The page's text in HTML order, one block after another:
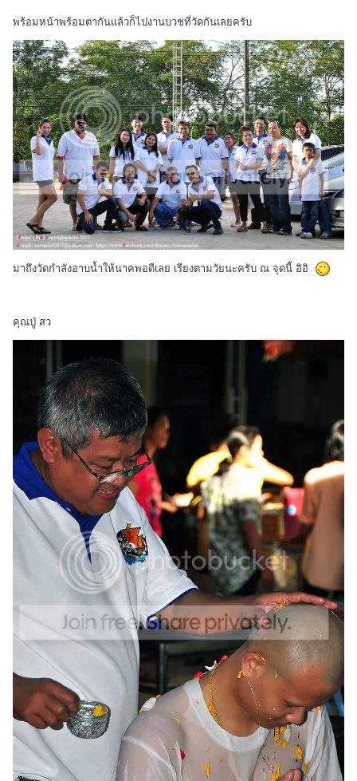
พร้อมหน้าพร้อมตากันแล้วก็ไปงานบวชที่วัดกันเลยครับ
มาถึงวัดกำลังอาบน้ำให้นาคพอดีเลย เรียงตามวัยนะครับ ณ จุดนี้ อิอิ
คุณปู่ สว